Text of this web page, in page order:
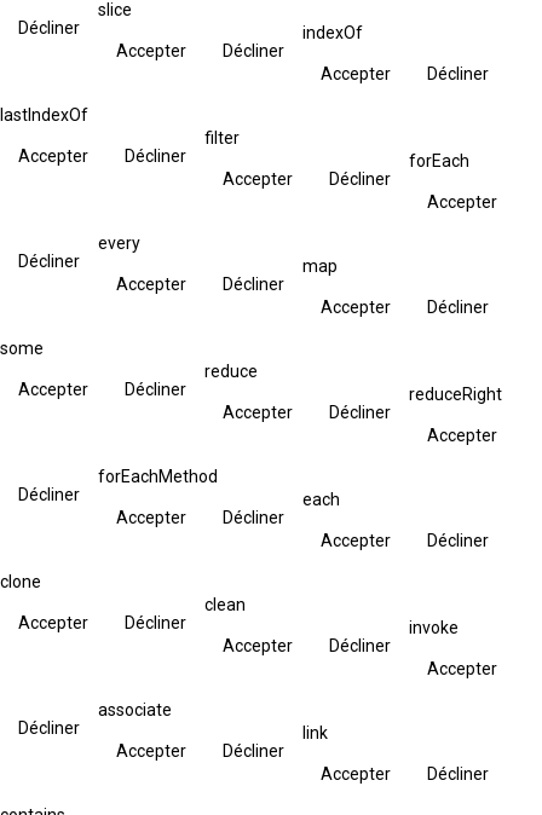
Décliner
slice
Accepter Décliner
indexOf
Accepter Décliner
lastIndexOf
Accepter Décliner
filter
Accepter Décliner
forEach
Accepter
Décliner
every
Accepter Décliner
map
Accepter Décliner
some
Accepter Décliner
reduce
Accepter Décliner
reduceRight
Accepter
Décliner
forEachMethod
Accepter Décliner
each
Accepter Décliner
clone
Accepter Décliner
clean
Accepter Décliner
invoke
Accepter
Décliner
associate
Accepter Décliner
link
Accepter Décliner